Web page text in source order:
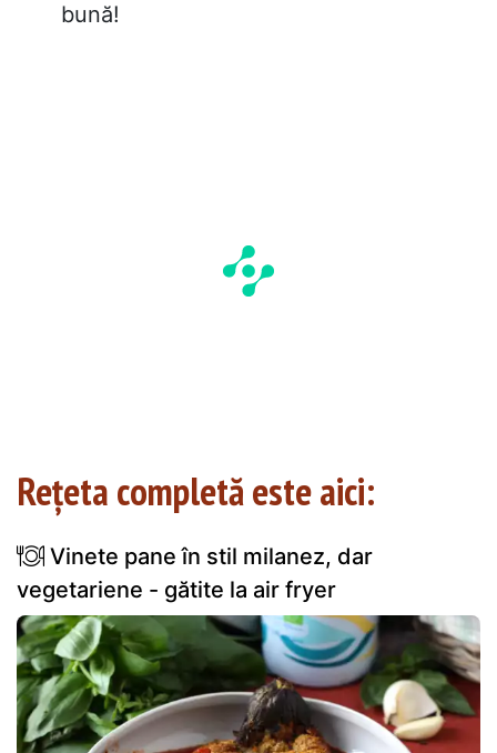
bună!
Rețeta completă este aici:
Vinete pane în stil milanez, dar
vegetariene - gătite la air fryer